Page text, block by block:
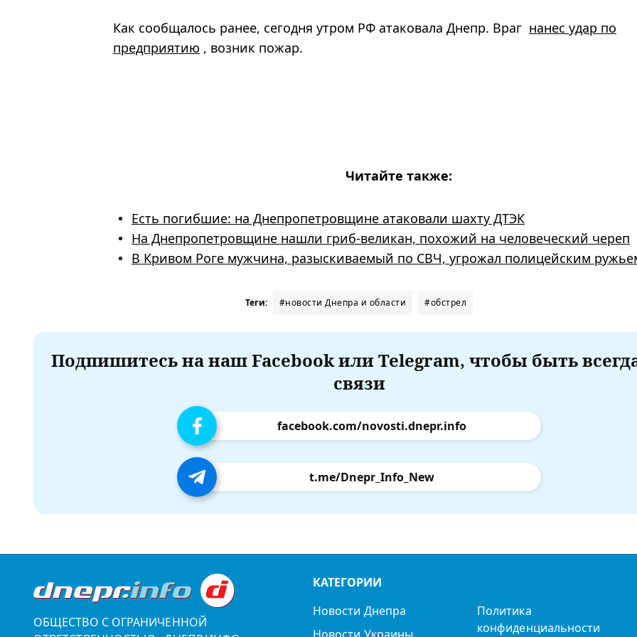
Как сообщалось ранее, сегодня утром РФ атаковала Днепр. Враг нанес удар по
предприятию , возник пожар.
Читайте также:
Есть погибшие: на Днепропетровщине атаковали шахту ДТЭК
На Днепропетровщине нашли гриб-великан, похожий на человеческий череп
В Кривом Роге мужчина, разыскиваемый по СВЧ, угрожал полицейским
Теги: #новости Днепра и области #обстрел
Подпишитесь на наш Facebook или Telegram, чтобы быть
связи
facebook.com/novosti.dnepr.info
t.me/Dnepr_Info_New
ОБЩЕСТВО С ОГРАНИЧЕННОЙ
КАТЕГОРИИ
Новости Днепра
Политика
конфиденциальности